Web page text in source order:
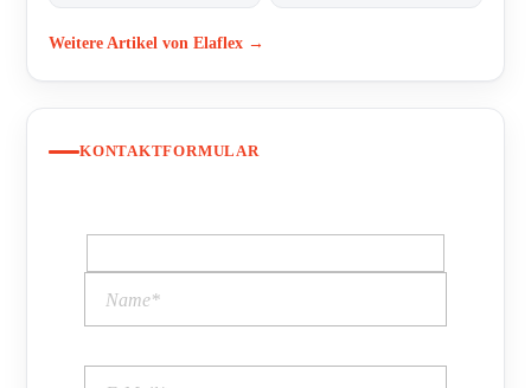
Weitere Artikel von Elaflex →
KONTAKTFORMULAR